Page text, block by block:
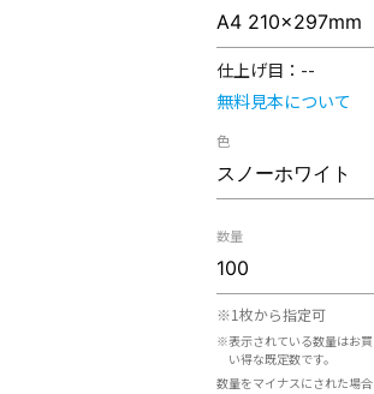
仕上げ目： --
無料見本について
色
数量
※1枚から指定可
※表示されている数量はお買
い得な既定数です。
数量をマイナスにされた場合